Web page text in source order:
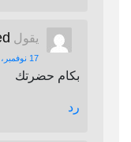
يقول
17 نوفمبر، 2021 الساعة 1:24 م
بكام حضرتك
رد